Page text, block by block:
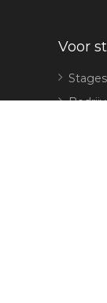
Voor
Stages